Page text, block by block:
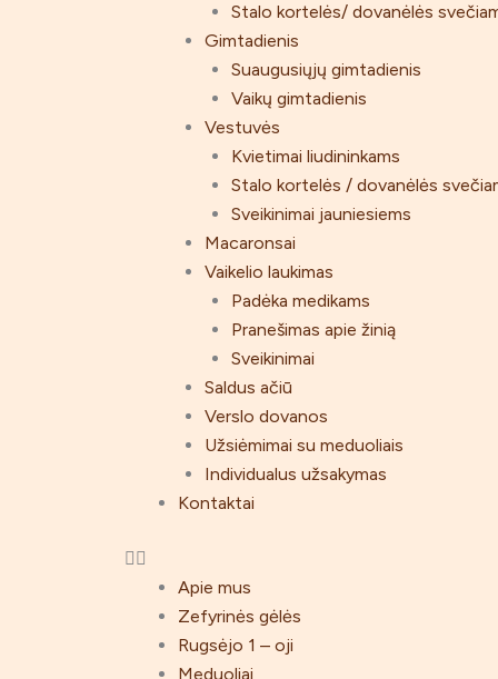
Stalo kortelės/ dovanėlės
Gimtadienis
Suaugusiųjų gimtadienis
Vaikų gimtadienis
Vestuvės
Kvietimai liudininkams
Stalo kortelės / dovanėlės
Sveikinimai jauniesiems
Macaronsai
Vaikelio laukimas
Padėka medikams
Pranešimas apie žinią
Sveikinimai
Saldus ačiū
Verslo dovanos
Užsiėmimai su meduoliais
Individualus užsakymas
Kontaktai
Apie mus
Zefyrinės gėlės
Rugsėjo 1 – oji
Meduoliai